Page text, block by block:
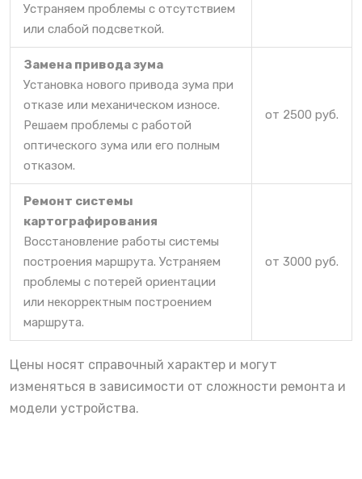
Устраняем проблемы с отсутствием
или слабой подсветкой.
Замена привода зума
Установка нового привода зума при
отказе или механическом износе.
Решаем проблемы с работой
оптического зума или его полным
отказом.
от 2500 руб.
Ремонт системы
картографирования
Восстановление работы системы
построения маршрута. Устраняем
проблемы с потерей ориентации
или некорректным построением
маршрута.
от 3000 руб.
Цены носят справочный характер и могут
изменяться в зависимости от сложности ремонта и
модели устройства.